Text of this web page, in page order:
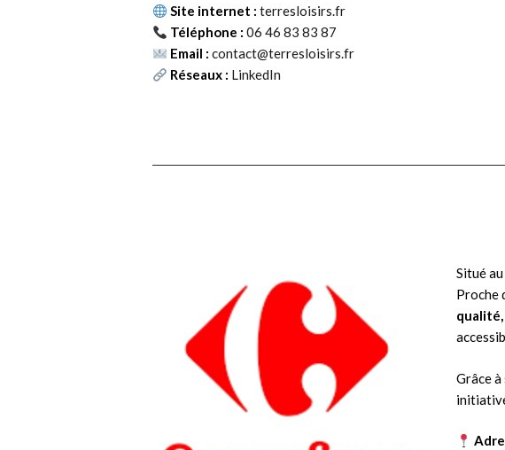
Site internet :terresloisirs.fr
Téléphone : 06 46 83 83 87
Email : contact@terresloisirs.fr
Réseaux : LinkedIn
Carrefour
Market
Trévoux
Situé
Proche
Grâce